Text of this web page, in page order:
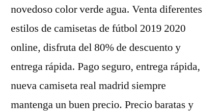
novedoso color verde agua. Venta diferentes
estilos de camisetas de fútbol 2019 2020
online, disfruta del 80% de descuento y
entrega rápida. Pago seguro, entrega rápida,
nueva camiseta real madrid siempre
mantenga un buen precio. Precio baratas y